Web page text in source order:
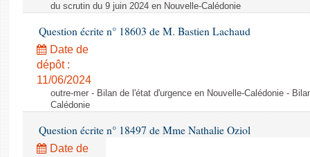
du scrutin du 9 juin 2024 en Nouvelle-Calédonie
Question écrite n° 18603 de M. Bastien Lachaud
Date de
dépôt :
11/06/2024
outre-mer - Bilan de l'état d'urgence en Nouvelle-Calédonie -
Calédonie
Question écrite n° 18497 de Mme Nathalie Oziol
Date de